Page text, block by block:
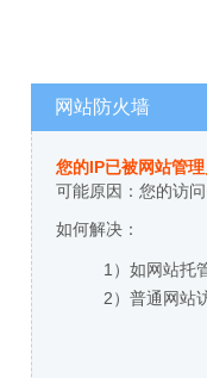
网站防火墙
您的IP已被网站管
可能原因：您的访
如何解决：
1）如网站托
2）普通网站